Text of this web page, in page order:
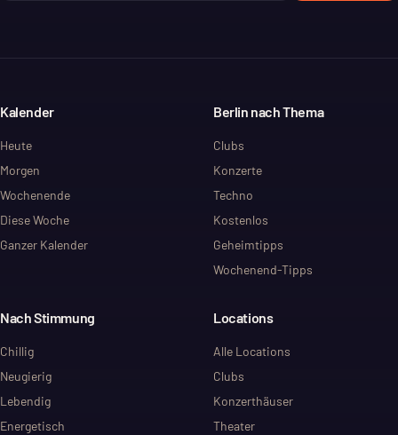
Kalender
Heute
Morgen
Wochenende
Diese Woche
Ganzer Kalender
Berlin nach Thema
Clubs
Konzerte
Techno
Kostenlos
Geheimtipps
Wochenend-Tipps
Nach Stimmung
Chillig
Neugierig
Lebendig
Energetisch
Locations
Alle Locations
Clubs
Konzerthäuser
Theater